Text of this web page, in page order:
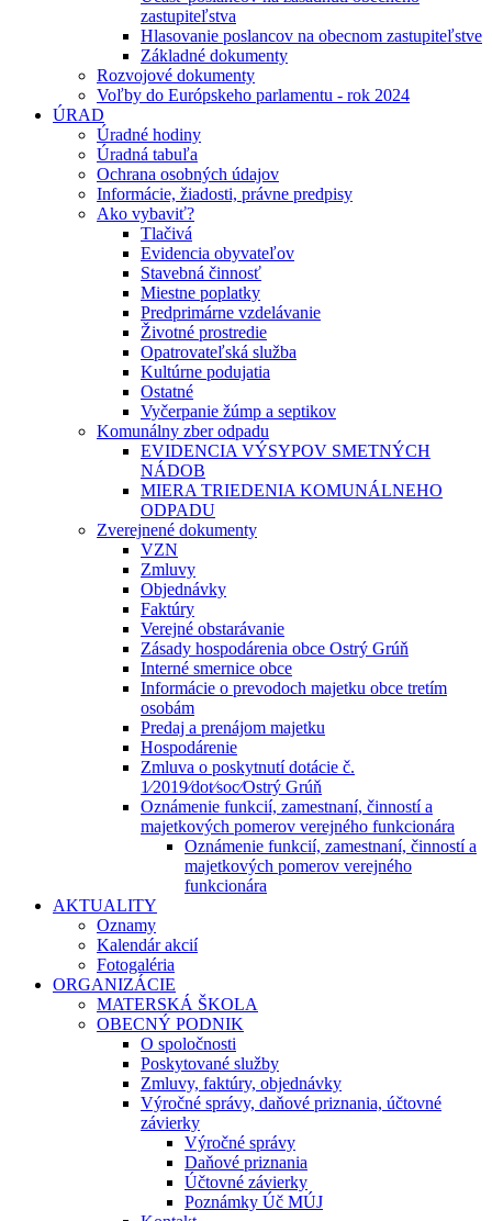
zastupiteľstva
Hlasovanie poslancov na obecnom zastupiteľstve
Základné dokumenty
Rozvojové dokumenty
Voľby do Európskeho parlamentu - rok 2024
ÚRAD
Úradné hodiny
Úradná tabuľa
Ochrana osobných údajov
Informácie, žiadosti, právne predpisy
Ako vybaviť?
Tlačivá
Evidencia obyvateľov
Stavebná činnosť
Miestne poplatky
Predprimárne vzdelávanie
Životné prostredie
Opatrovateľská služba
Kultúrne podujatia
Ostatné
Vyčerpanie žúmp a septikov
Komunálny zber odpadu
EVIDENCIA VÝSYPOV SMETNÝCH
NÁDOB
MIERA TRIEDENIA KOMUNÁLNEHO
ODPADU
Zverejnené dokumenty
VZN
Zmluvy
Objednávky
Faktúry
Verejné obstarávanie
Zásady hospodárenia obce Ostrý Grúň
Interné smernice obce
Informácie o prevodoch majetku obce tretím
osobám
Predaj a prenájom majetku
Hospodárenie
Zmluva o poskytnutí dotácie č.
1⁄2019⁄dot⁄soc⁄Ostrý Grúň
Oznámenie funkcií, zamestnaní, činností a
majetkových pomerov verejného funkcionára
Oznámenie funkcií, zamestnaní, činností a
majetkových pomerov verejného
funkcionára
AKTUALITY
Oznamy
Kalendár akcií
Fotogaléria
ORGANIZÁCIE
MATERSKÁ ŠKOLA
OBECNÝ PODNIK
O spoločnosti
Poskytované služby
Zmluvy, faktúry, objednávky
Výročné správy, daňové priznania, účtovné
závierky
Výročné správy
Daňové priznania
Účtovné závierky
Poznámky Úč MÚJ